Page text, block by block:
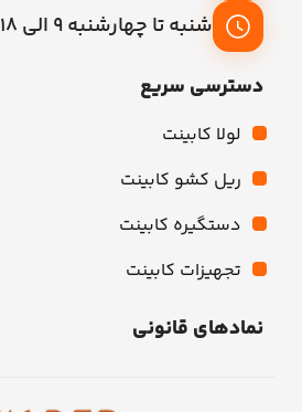
شنبه تا چهارشنبه 9 الی 18 پنجشنبه 9 تا 15
دسترسی سریع
لولا کابینت
ریل کشو کابینت
دستگیره کابینت
تجهیزات کابینت
نمادهای قانونی